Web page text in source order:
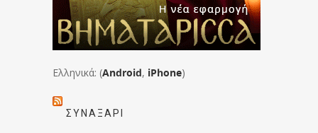
Ελληνικά: (Android, iPhone)
ΣΥΝΑΞΆΡΙ